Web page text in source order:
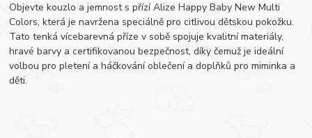
Objevte kouzlo a jemnost s přízí Alize Happy Baby New Multi
Colors, která je navržena speciálně pro citlivou dětskou pokožku.
Tato tenká vícebarevná příze v sobě spojuje kvalitní materiály,
hravé barvy a certifikovanou bezpečnost, díky čemuž je ideální
volbou pro pletení a háčkování oblečení a doplňků pro miminka a
děti.